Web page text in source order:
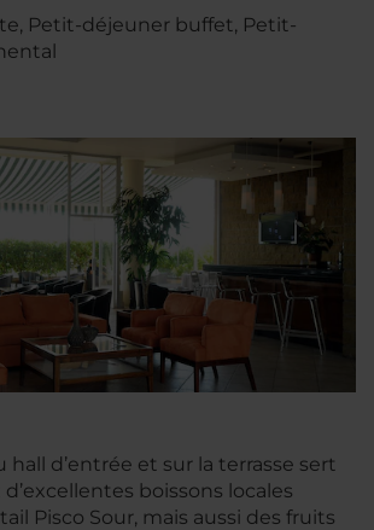
Petit-déjeuner buffet, Petit-
hall d’entrée et sur la terrasse sert
boissons locales
Pisco Sour, mais aussi des fruits